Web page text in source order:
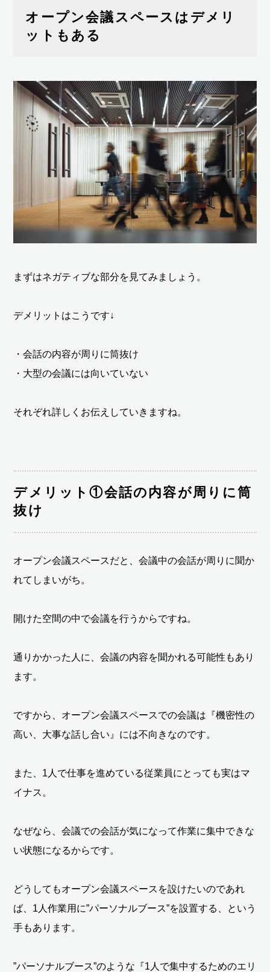
オープン会議スペースはデメリ
ットもある
まずはネガティブな部分を見てみましょう。
デメリットはこうです↓
・会話の内容が周りに筒抜け
・大型の会議には向いていない
それぞれ詳しくお伝えしていきますね。
デメリット①会話の内容が周りに筒
抜け
オープン会議スペースだと、会議中の会話が周りに聞か
れてしまいがち。
開けた空間の中で会議を行うからですね。
通りかかった人に、会議の内容を聞かれる可能性もあり
ます。
ですから、オープン会議スペースでの会議は『機密性の
高い、大事な話し合い』には不向きなのです。
また、1人で仕事を進めている従業員にとっても実はマ
イナス。
なぜなら、会議での会話が気になって作業に集中できな
い状態になるからです。
どうしてもオープン会議スペースを設けたいのであれ
ば、1人作業用に”パーソナルブース”を設置する、という
手もあります。
”パーソナルブース”のような『1人で集中するためのエリ